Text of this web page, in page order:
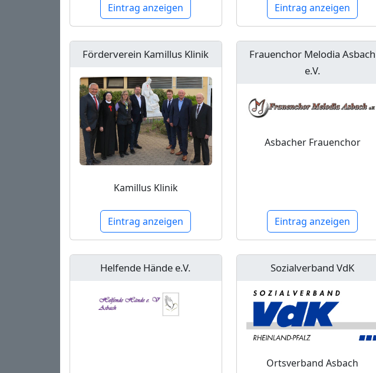
Eintrag anzeigen Eintrag anzeigen
Förderverein Kamillus Klinik
Kamillus Klinik
Eintrag anzeigen
Frauenchor Melodia Asbach
e.V.
Asbacher Frauenchor
Eintrag anzeigen
Helfende Hände e.V. Sozialverband VdK
Ortsverband Asbach